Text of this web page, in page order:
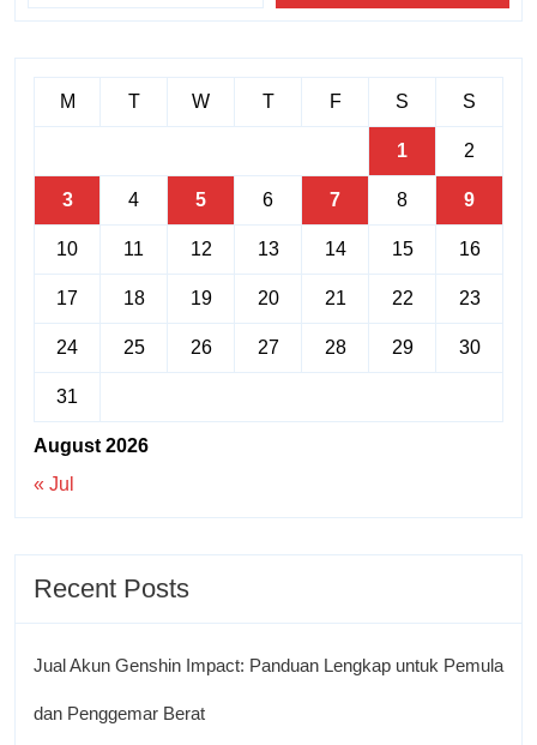
August 2026
M T W T F S S
1 2
3 4 5 6 7 8 9
10 11 12 13 14 15 16
17 18 19 20 21 22 23
24 25 26 27 28 29 30
31
« Jul
Recent Posts
Jual Akun Genshin Impact: Panduan Lengkap untuk Pemula
dan Penggemar Berat